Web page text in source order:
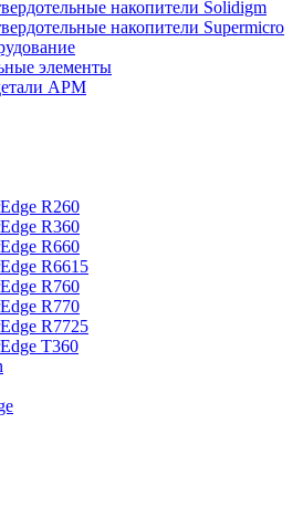
накопители Solidigm
накопители Supermicro
элементы
АРМ
R260
R360
R660
R6615
R760
R770
R7725
T360